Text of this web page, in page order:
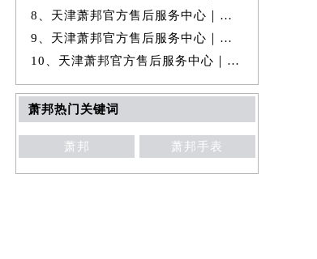
8、天津萧邦官方售后服务中心｜网点地址及客服电话权威信息公示（2026年
9、天津萧邦官方售后服务中心｜全部网点地址与热线权威信息公示（2026年
10、天津萧邦官方售后服务中心｜全新维修地址及客服热线权威信息公示（20
萧邦热门关键词
萧邦 萧邦手表